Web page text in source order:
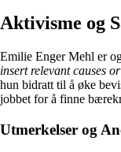
Aktivisme og
Emilie Enger Mehl er
insert relevant causes
hun bidratt til å øke
jobbet for å finne
Utmerkelser og